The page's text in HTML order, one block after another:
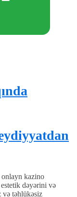
kazino
estetik dəyərini və
və təhlükəsiz